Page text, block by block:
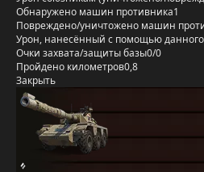
Обнаружено машин противника1
Повреждено/уничтожено машин
Урон, нанесённый с помощью данного
Очки захвата/защиты базы0/0
Пройдено километров0,8
Закрыть